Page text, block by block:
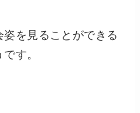
を見ることができる
す。